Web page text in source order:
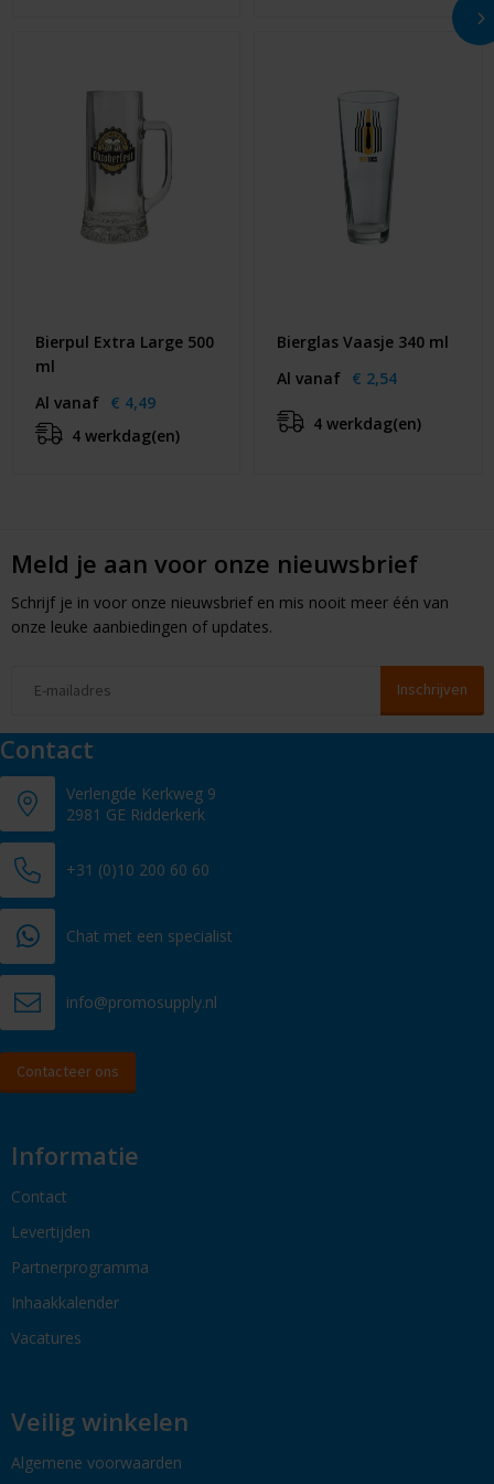
Bierpul Extra Large 500
ml
Al vanaf € 4,49
4 werkdag(en)
Bierglas Vaasje 340 ml
Al vanaf € 2,54
4 werkdag(en)
Meld je aan voor onze nieuwsbrief
Schrijf je in voor onze nieuwsbrief en mis nooit meer één van
onze leuke aanbiedingen of updates.
Contact
Verlengde Kerkweg 9
2981 GE Ridderkerk
+31 (0)10 200 60 60
Chat met een specialist
info@promosupply.nl
Contacteer ons
Informatie
Contact
Levertijden
Partnerprogramma
Inhaakkalender
Vacatures
Veilig winkelen
Algemene voorwaarden